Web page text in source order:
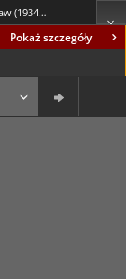
Pokaż szczegóły
Para, Stanisław (1934-2010)